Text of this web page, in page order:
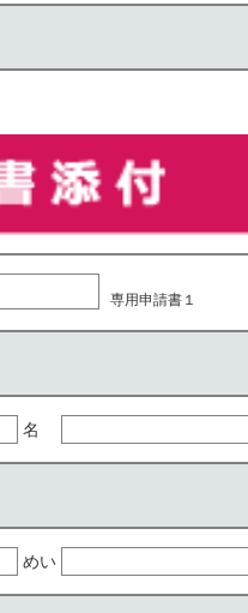
専用申請書１
名
めい